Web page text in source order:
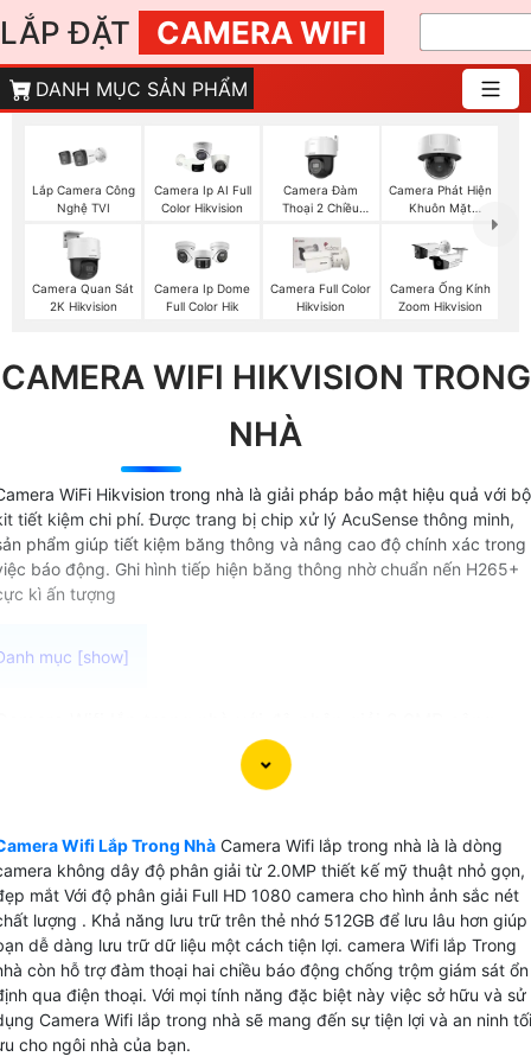
LẮP ĐẶT CAMERA WIFI
DANH MỤC SẢN PHẨM
Lắp Camera Công
Nghệ TVI
Camera Ip AI Full
Color Hikvision
Camera Đàm
Thoại 2 Chiều
Camera Phát Hiện
Khuôn Mặt
Camera Quan Sát
2K Hikvision
Camera Ip Dome
Full Color Hik
Camera Full Color
Hikvision
Camera Ống Kính
Zoom Hikvision
CAMERA WIFI HIKVISION TRONG
NHÀ
WiFi Hikvision trong nhà là giải pháp bảo mật hiệu quả với bộ
tiết kiệm chi phí. Được trang bị chip xử lý AcuSense thông minh,
phẩm giúp tiết kiệm băng thông và nâng cao độ chính xác trong
báo động. Ghi hình tiếp hiện băng thông nhờ chuẩn nến H265+
kì ấn tượng
hồng ngoại sáng giúp hình ảnh rõ nét, chi tiết ngay cả
bóng tối. Chức năng chống ngược sáng 120DB giúp
lý tưởng để giữ an ninh cho căn nhà của bạn Ban
Wifi Lắp Trong Nhà Hikvision còn tích hợp chức
chống trộm báo động nhạy cảnh báo ngay khi phát
sự xâm nhập không mong muốn. Với khả năng xoay
độ hoặc góc nhìn rộng, bạn có thể theo dõi mọi góc
của ngôi nhà một cách toàn diện. Với những tính năng
thiết như vậy, Camera Wifi lắp trong nhà sẽ giúp bạn
Wifi Lắp Trong Nhà Camera Wifi lắp trong nhà là là dòng
không dây độ phân giải từ 2.0MP thiết kế mỹ thuật nhỏ gọn,
mắt Với độ phân giải Full HD 1080 camera cho hình ảnh sắc nét
lượng . Khả năng lưu trữ trên thẻ nhớ 512GB để lưu lâu hơn giúp
dễ dàng lưu trữ dữ liệu một cách tiện lợi. camera Wifi lắp Trong
còn hỗ trợ đàm thoại hai chiều báo động chống trộm giám sát ổn
qua điện thoại. Với mọi tính năng đặc biệt này việc sở hữu và sử
Camera Wifi lắp trong nhà sẽ mang đến sự tiện lợi và an ninh tối
cho ngôi nhà của bạn.